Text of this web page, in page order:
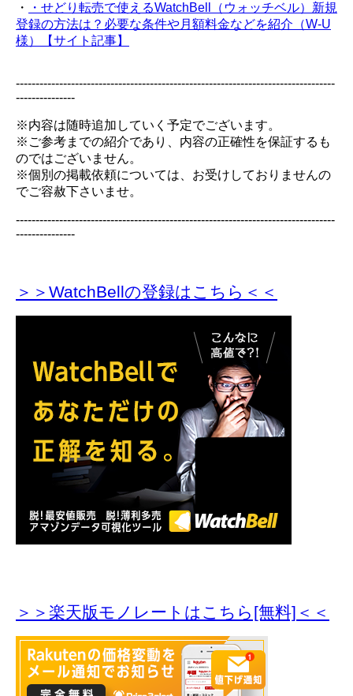
・
・せどり転売で使えるWatchBell（ウォッチベル）新規
登録の方法は？必要な条件や月額料金などを紹介（W-U
様）【サイト記事】
---------------------------------------------------------------------------------
---------------
※内容は随時追加していく予定でございます。
※ご参考までの紹介であり、内容の正確性を保証するも
のではございません。
※個別の掲載依頼については、お受けしておりませんの
でご容赦下さいませ。
---------------------------------------------------------------------------------
---------------
＞＞WatchBellの登録はこちら＜＜
＞＞楽天版モノレートはこちら[無料]＜＜